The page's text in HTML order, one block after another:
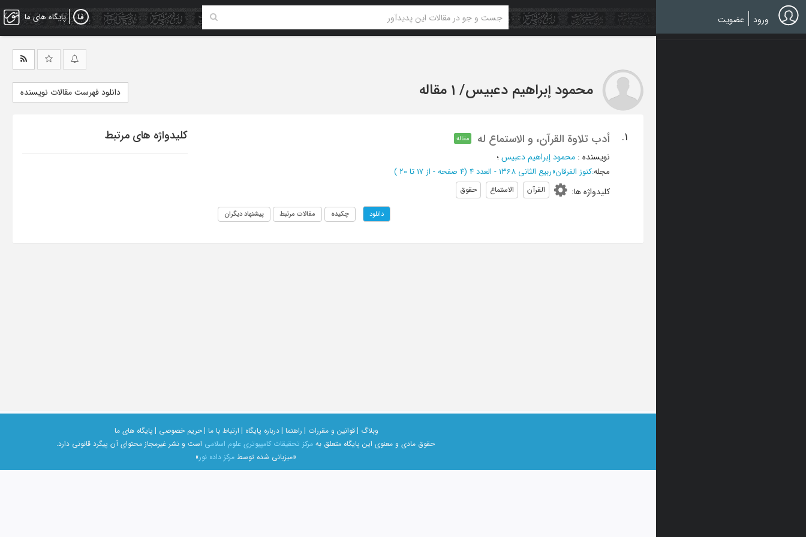
Skip
to
main
پایگاه های ما ورود عضویت
محمود إبراهیم دعبیس/ 1 مقاله دانلود فهرست مقالات نویسنده
1. أدب تلاوة القرآن، و الاستماع له مقاله
نویسنده : محمود إبراهیم دعبیس؛
مجله:کنوز الفرقان»ربیع الثانی 1368 - العدد 4 (‎4 صفحه - از 17 تا 20 )
کلیدواژه ها: القرآن الاستماع حقوق
دانلود چکیده مقالات مرتبط پیشنهاد دیگران
کلیدواژه های مرتبط
وبلاگ |قوانین و مقررات | راهنما |درباره پایگاه | ارتباط با ما |حریم خصوصی | پایگاه های ما
حقوق مادی و معنوی اين پايگاه متعلق به مرکز تحقیقات کامپیوتری علوم اسلامی است و نشر غیرمجاز محتوای آن پیگرد قانونی دارد.
«میزبانی شده توسطمرکز داده نور»